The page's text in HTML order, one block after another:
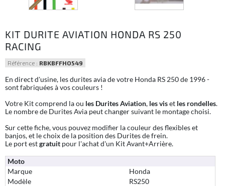
KIT DURITE AVIATION HONDA RS 250
RACING
Référence : RBKBFFHO549
En direct d'usine, les durites avia de votre Honda RS 250 de 1996 -
sont fabriquées à vos couleurs !
Votre Kit comprend la ou les Durites Aviation, les viset les rondelles.
Le nombre de Durites Avia peut changer suivant le montage choisi.
Sur cette fiche, vous pouvez modifier la couleur des flexibles et
banjos, et le choix de la position des Durites de frein.
Le port estgratuit pour l'achat d'un Kit Avant+Arrière.
Moto
Marque
Honda
Modèle
RS250